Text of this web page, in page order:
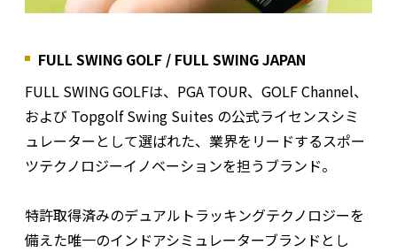
FULL SWING GOLF / FULL SWING JAPAN
FULL SWING GOLFは、PGA TOUR、GOLF Channel、
および Topgolf Swing Suites の公式ライセンスシミ
ュレーターとして選ばれた、業界をリードするスポー
ツテクノロジーイノベーションを担うブランド。
特許取得済みのデュアルトラッキングテクノロジーを
備えた唯一のインドアシミュレーターブランドとし